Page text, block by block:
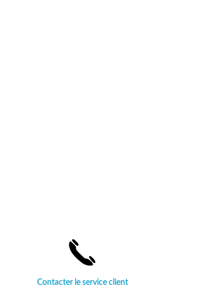
Contacter le service client